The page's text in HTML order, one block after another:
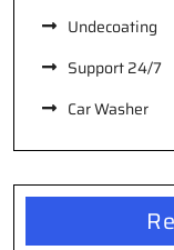
Undecoating
Support 24/7
Car Washer